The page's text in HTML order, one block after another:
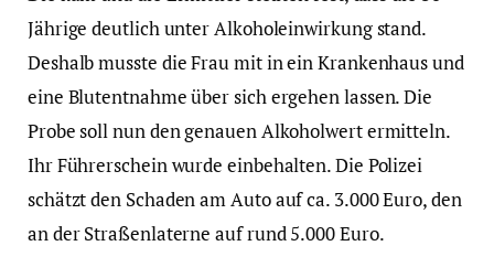
Jährige deutlich unter Alkoholeinwirkung stand.
Deshalb musste die Frau mit in ein Krankenhaus und
eine Blutentnahme über sich ergehen lassen. Die
Probe soll nun den genauen Alkoholwert ermitteln.
Ihr Führerschein wurde einbehalten. Die Polizei
schätzt den Schaden am Auto auf ca. 3.000 Euro, den
an der Straßenlaterne auf rund 5.000 Euro.